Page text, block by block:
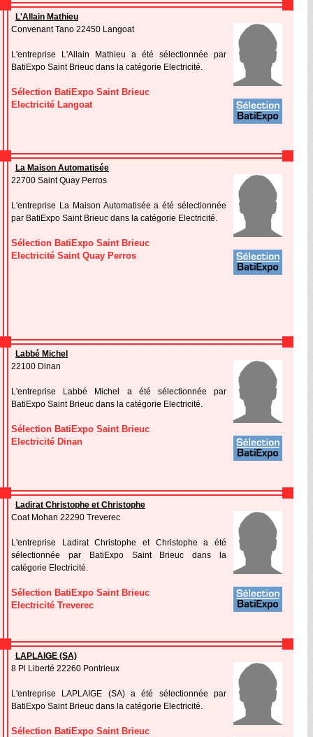
L'Allain Mathieu
Convenant Tano 22450 Langoat
L'entreprise L'Allain Mathieu a été sélectionnée par
BatiExpo Saint Brieuc dans la catégorie Electricité.
Sélection BatiExpo Saint Brieuc
Electricité Langoat
La Maison Automatisée
22700 Saint Quay Perros
L'entreprise La Maison Automatisée a été sélectionnée
par BatiExpo Saint Brieuc dans la catégorie Electricité.
Sélection BatiExpo Saint Brieuc
Electricité Saint Quay Perros
Labbé Michel
22100 Dinan
L'entreprise Labbé Michel a été sélectionnée par
BatiExpo Saint Brieuc dans la catégorie Electricité.
Sélection BatiExpo Saint Brieuc
Electricité Dinan
Ladirat Christophe et Christophe
Coat Mohan 22290 Treverec
L'entreprise Ladirat Christophe et Christophe a été
sélectionnée par BatiExpo Saint Brieuc dans la
catégorie Electricité.
Sélection BatiExpo Saint Brieuc
Electricité Treverec
LAPLAIGE (SA)
8 Pl Liberté 22260 Pontrieux
L'entreprise LAPLAIGE (SA) a été sélectionnée par
BatiExpo Saint Brieuc dans la catégorie Electricité.
Sélection BatiExpo Saint Brieuc